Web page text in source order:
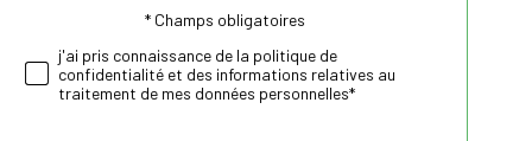
Validation* Champs obligatoires
j'ai pris connaissance de la politique de
confidentialité et des informations relatives au
traitement de mes données personnelles*